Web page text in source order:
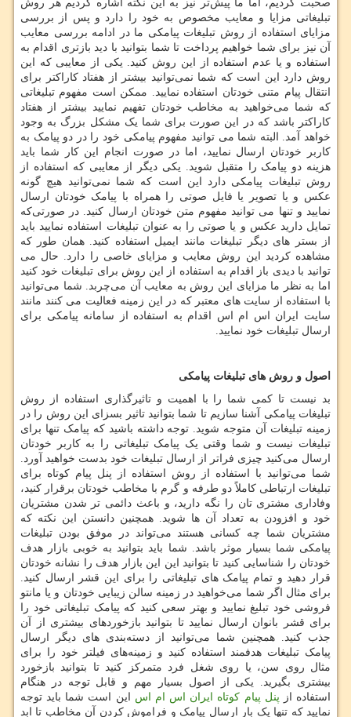
صحبت کردیم، اما ما پیش‌تر نیز به این نکته اشاره کردیم هر روش
تبلیغاتی مزایا و معایب مخصوص به خود را دارد و پس از بررسی
مزایای استفاده از روش تبلیغات پیامکی ما در ادامه بررسی معایب
آن نیز برای شما خواهیم پرداخت تا شما بتوانید با دید بازتری اقدام به
استفاده و یا عدم استفاده از این روش کنید. یکی از معایبی که این
روش دارد این است که شما نمی‌توانید بیشتر از هفتاد کاراکتر برای
انتقال پیام متنی خودتان استفاده نمایید. ممکن است مفهوم تبلیغاتی
که شما می‌خواهید به مخاطب خودتان تفهیم نمایید بیشتر از هفتاد
کاراکتر باشد که در این‌ صورت برای شما یک مشکل بزرگ به وجود
خواهد آمد. البته شما می توانید مفهوم پیامکی خود را در دو پیامک به
کاربر خودتان ارسال نمایید، اما در صورت انجام این کار شما باید
هزینه دو پیامک را متقبل شوید. یکی دیگر از معایبی که استفاده از
روش تبلیغات پیامکی دارد این است که شما نمی‌توانید هیچ گونه
عکس و یا تصویر یا فایل صوتی را همراه با پیامک خودتان ارسال
نمایید و تنها می توانید مفهوم متن خودتان ارسال کنید. در صورتی‌که
تمایل دارید عکس و یا صوتی را به ‌عنوان تبلیغات استفاده نمایید باید
از بستر های دیگر تبلیغات مانند ایمیل استفاده کنید‌. همان ‌طور که
مشاهده کردید این روش معایب و مزایای خاصی را دارد. حال می
توانید با دیدی باز اقدام به استفاده از این روش برای تبلیغات خود کنید
اما به نظر ما مزایای این روش به معایب آن می‌چربد. شما می‌توانید
با استفاده از سایت‌ های معتبر که در این زمینه فعالیت می کنند مانند
سایت ایران اس ام اس اقدام به استفاده از سامانه پیامکی برای
ارسال تبلیغات خود نمایید.
اصول و روش های تبلیغات پیامکی
بد نیست تا کمی شما را با اهمیت و تاثیرگذاری استفاده از روش
تبلیغات پیامکی آشنا سازیم تا شما بتوانید تاثیر بسزای این روش را در
زمینه تبلیغات آن متوجه شوید. توجه داشته باشید که پیامک تنها برای
تبلیغات نیست و شما وقتی یک پیامک تبلیغاتی را به کاربر خودتان
ارسال می‌کنید چیزی فراتر از ارسال تبلیغات خود بدست خواهید آورد.
شما می‌توانید با استفاده از روش استفاده از پنل پیام کوتاه برای
تبلیغات ارتباطی کاملاً دو طرفه و گرم با مخاطب خودتان برقرار کنید،
وفاداری مشتری تان را نگه دارید، و باعث دائمی تر شدن مشتریان
خود و افزودن به تعداد آن‌ ها شوید. همچنین دانستن این نکته که
مشتریان شما چه کسانی هستند می‌تواند در موفق بودن تبلیغات
پیامکی شما بسیار موثر باشد. شما باید بتوانید به خوبی بازار هدف
خودتان را شناسایی کنید تا بتوانید این این بازار هدف را نشانه خودتان
قرار دهید و تمام پیامک‌ های تبلیغاتی را برای این قشر ارسال کنید.
برای مثال اگر شما می‌خواهید در زمینه سالن زیبایی خودتان و یا مانتو
فروشی خود تبلیغ نمایید و بهتر سعی کنید که پیامک تبلیغاتی خود را
برای قشر بانوان ارسال نمایید تا بتوانید بازخوردهای بیشتری از آن
جذب کنید. همچنین شما می‌توانید از دسته‌بندی ‌های دیگر ارسال
پیامک تبلیغات هدفمند استفاده کنید و زمینه‌های فیلتر خود را برای
مثال روی سن، یا روی شغل فرد متمرکز کنید تا بتوانید بازخورد
بیشتری بگیرید. یکی از اصول بسیار مهم و قابل‌ توجه در هنگام
استفاده از پنل پیام کوتاه ایران اس ام اس این است شما باید توجه
نمایید که تنها یک بار ارسال پیامک و فراموش کردن آن مخاطب تا ابد